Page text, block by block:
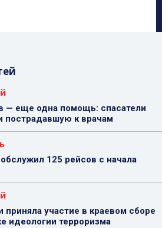
— еще одна помощь: спасатели
пострадавшую к врачам
125 рейсов с начала
приняла участие в краевом сборе
идеологии терроризма